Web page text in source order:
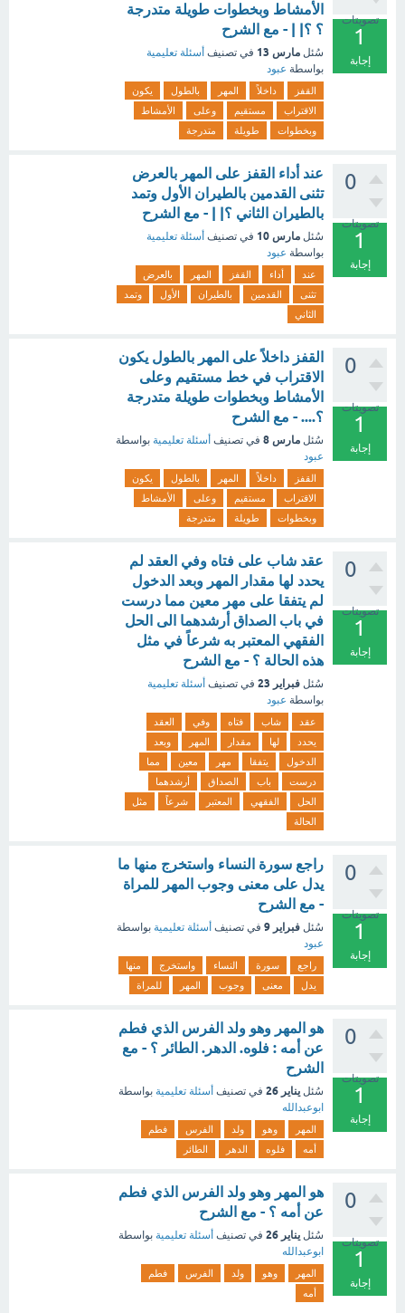
تصويتات
1
إجابة
الأمشاط وبخطوات طويلة متدرجة
؟ ؟| | - مع الشرح
سُئل مارس 13 في تصنيف أسئلة تعليمية
بواسطة عبود
القفز داخلاً المهر بالطول
يكون
الاقتراب
مستقيم وعلى
الأمشاط
وبخطوات
طويلة متدرجة
0
تصويتات
1
إجابة
عند أداء القفز على المهر بالعرض
تثنى القدمين بالطيران الأول وتمد
بالطيران الثاني ؟| | - مع الشرح
سُئل مارس 10 في تصنيف أسئلة تعليمية
بواسطة عبود
عند أداء القفز المهر
بالعرض
تثنى
القدمين بالطيران الأول
وتمد
الثاني
0
تصويتات
1
إجابة
القفز داخلاً على المهر بالطول يكون
الاقتراب في خط مستقيم وعلى
الأمشاط وبخطوات طويلة متدرجة
؟.... - مع الشرح
سُئل مارس 8 في تصنيف أسئلة تعليمية بواسطة
عبود
القفز داخلاً المهر بالطول
يكون
الاقتراب
مستقيم وعلى
الأمشاط
وبخطوات
طويلة متدرجة
0
تصويتات
1
إجابة
عقد شاب على فتاه وفي العقد لم
يحدد لها مقدار المهر وبعد الدخول
لم يتفقا على مهر معين مما درست
في باب الصداق أرشدهما الى الحل
الفقهي المعتبر به شرعاً في مثل
هذه الحالة ؟ - مع الشرح
سُئل فبراير 23 في تصنيف أسئلة تعليمية
بواسطة عبود
عقد شاب فتاه وفي
العقد
يحدد
لها مقدار المهر
وبعد
الدخول
يتفقا مهر معين
مما
درست
باب الصداق
أرشدهما
الحل
الفقهي المعتبر شرعاً
مثل
الحالة
0
تصويتات
1
إجابة
راجع سورة النساء واستخرج منها ما
يدل على معنى وجوب المهر للمراة
- مع الشرح
سُئل فبراير 9 في تصنيف أسئلة تعليمية بواسطة
عبود
راجع سورة النساء واستخرج
منها
يدل
معنى وجوب المهر للمراة
0
تصويتات
1
إجابة
هو المهر وهو ولد الفرس الذي فطم
عن أمه : فلوه. الدهر. الطائر ؟ - مع
الشرح
سُئل يناير 26 في تصنيف أسئلة تعليمية بواسطة
ابوعبدالله
المهر وهو ولد الفرس
فطم
أمه
فلوه الدهر الطائر
0
تصويتات
1
إجابة
هو المهر وهو ولد الفرس الذي فطم
عن أمه ؟ - مع الشرح
سُئل يناير 26 في تصنيف أسئلة تعليمية بواسطة
ابوعبدالله
المهر وهو ولد الفرس
فطم
أمه